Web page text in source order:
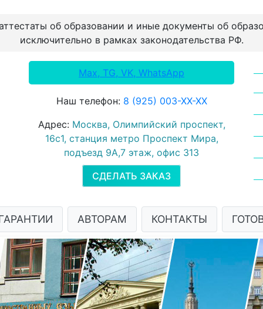
об образовании и иные документы об
исключительно в рамках законодательства РФ.
Max, TG, VK, WhatsApp
Наш телефон: 8 (925) 003-ХХ-ХХ
Адрес: Москва, Олимпийский проспект,
16с1, станция метро Проспект Мира,
подъезд 9А,7 этаж, офис 313
СДЕЛАТЬ ЗАКАЗ
АВТОРАМ КОНТАКТЫ